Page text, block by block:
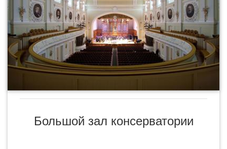
Большой зал консерватории